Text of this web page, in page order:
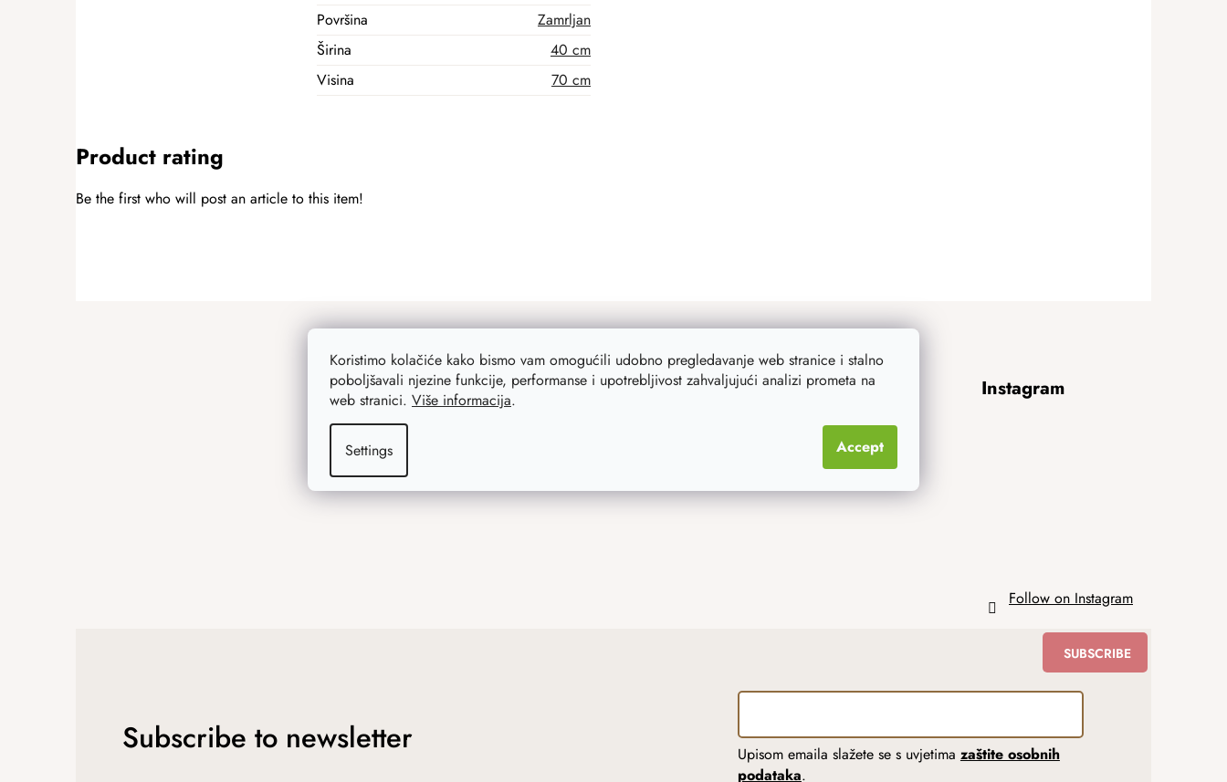
Koristimo kolačiće kako bismo vam omogućili udobno pregledavanje web stranice i stalno
poboljšavali njezine funkcije, performanse i upotrebljivost zahvaljujući analizi prometa na
web stranici. Više informacija.
Settings Accept
Površina
Zamrljan
Širina
40 cm
Visina
70 cm
Product rating
Be the first who will post an article to this item!
Instagram
Follow on Instagram
Subscribe to newsletter Upisom emaila slažete se s uvjetima zaštite osobnih
podataka.
SUBSCRIBE